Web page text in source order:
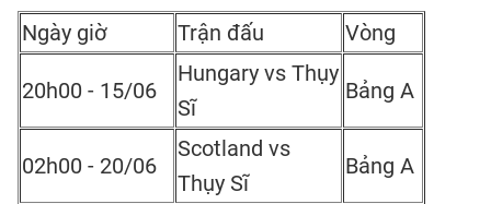
Ngày giờ
Trận đấu Vòng
20h00 - 15/06
Hungary vs Thụy
Sĩ
Bảng A
02h00 - 20/06
Scotland vs
Thụy Sĩ
Bảng A